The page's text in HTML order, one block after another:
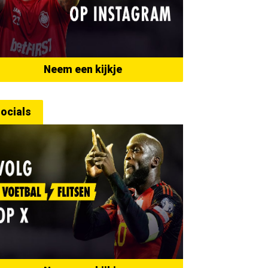
Neem een kijkje